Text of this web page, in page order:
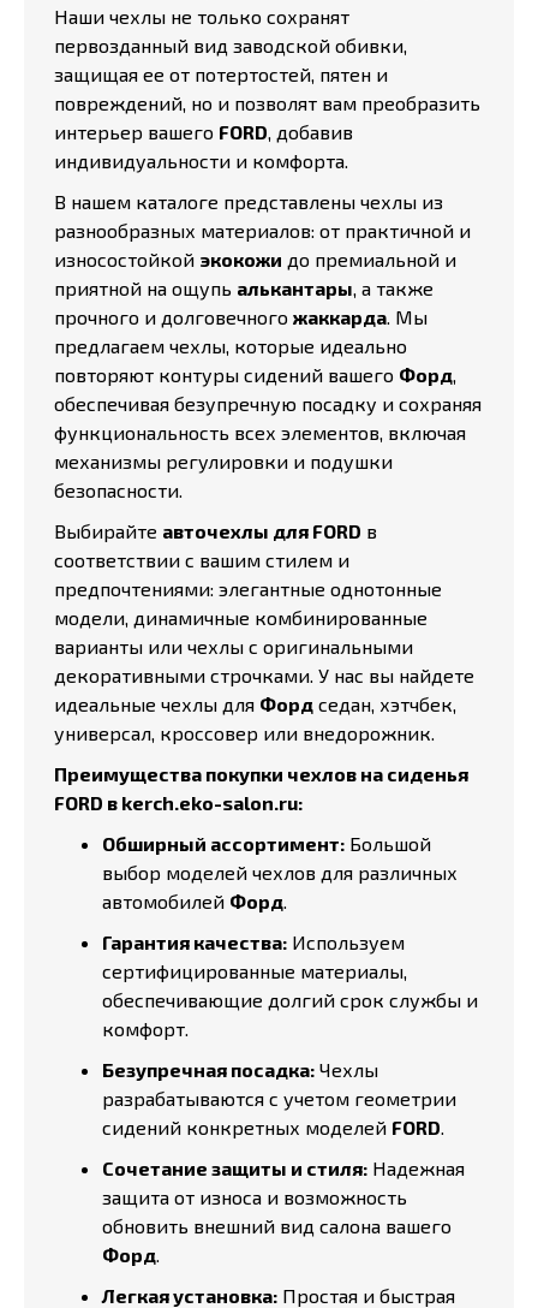
Наши чехлы не только сохранят
первозданный вид заводской обивки,
защищая ее от потертостей, пятен и
повреждений, но и позволят вам преобразить
интерьер вашего FORD, добавив
индивидуальности и комфорта.
В нашем каталоге представлены чехлы из
разнообразных материалов: от практичной и
износостойкой экокожи до премиальной и
приятной на ощупь алькантары, а также
прочного и долговечного жаккарда. Мы
предлагаем чехлы, которые идеально
повторяют контуры сидений вашего Форд,
обеспечивая безупречную посадку и сохраняя
функциональность всех элементов, включая
механизмы регулировки и подушки
безопасности.
Выбирайте авточехлы для FORD в
соответствии с вашим стилем и
предпочтениями: элегантные однотонные
модели, динамичные комбинированные
варианты или чехлы с оригинальными
декоративными строчками. У нас вы найдете
идеальные чехлы для Форд седан, хэтчбек,
универсал, кроссовер или внедорожник.
Преимущества покупки чехлов на сиденья
FORD в kerch.eko-salon.ru:
Обширный ассортимент: Большой
выбор моделей чехлов для различных
автомобилей Форд.
Гарантия качества: Используем
сертифицированные материалы,
обеспечивающие долгий срок службы и
комфорт.
Безупречная посадка: Чехлы
разрабатываются с учетом геометрии
сидений конкретных моделей FORD.
Сочетание защиты и стиля: Надежная
защита от износа и возможность
обновить внешний вид салона вашего
Форд.
Легкая установка: Простая и быстрая